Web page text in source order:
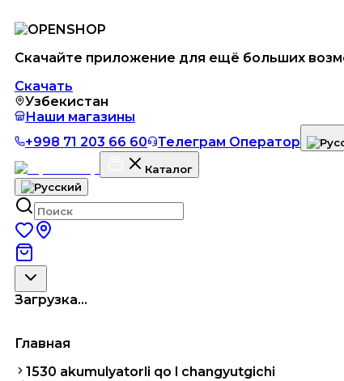
Скачайте приложение для ещё больших
Скачать
Узбекистан
Наши магазины
+998 71 203 66 60
Телеграм Оператор
Каталог
Загрузка...
Главная
1530 akumulyatorli qo l changyutgichi